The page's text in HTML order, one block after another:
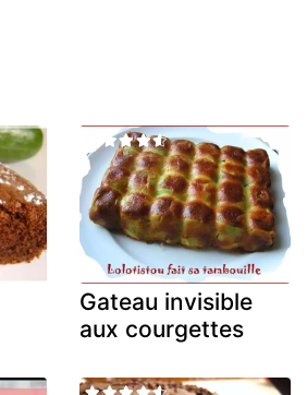
Gateau invisible
aux courgettes